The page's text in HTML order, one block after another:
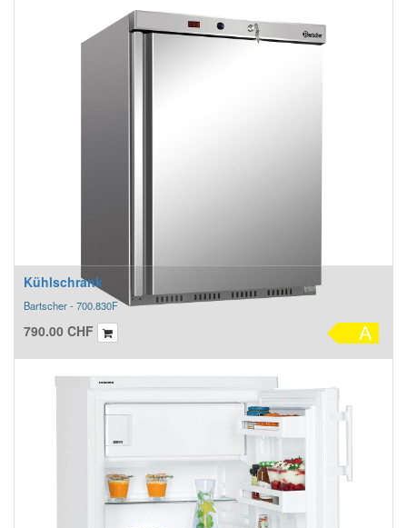
Kühlschrank
Bartscher - 700.830F
790.00 CHF